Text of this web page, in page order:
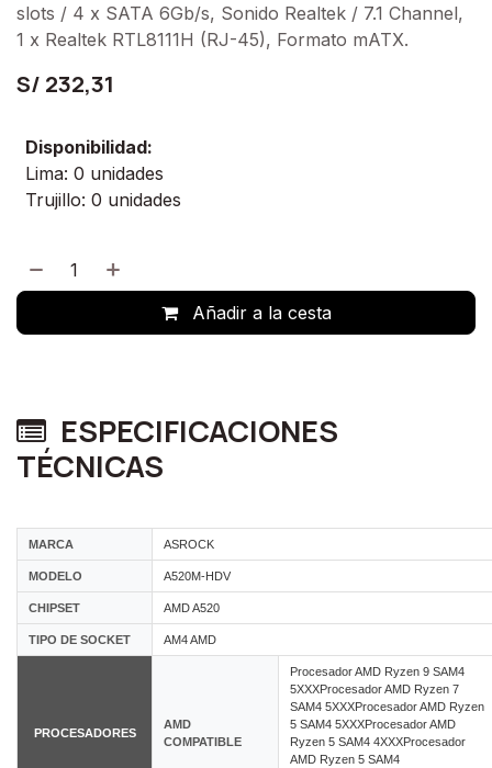
slots / 4 x SATA 6Gb/s, Sonido Realtek / 7.1 Channel,
1 x Realtek RTL8111H (RJ-45), Formato mATX.
S/ 232,31
Disponibilidad:
Lima: 0 unidades
Trujillo: 0 unidades
Añadir a la cesta
ESPECIFICACIONES
TÉCNICAS
MARCA ASROCK
MODELO A520M-HDV
CHIPSET AMD A520
TIPO DE SOCKET AM4 AMD
PROCESADORES
AMD
COMPATIBLE
Procesador AMD Ryzen 9 SAM4
5XXXProcesador AMD Ryzen 7
SAM4 5XXXProcesador AMD Ryzen
5 SAM4 5XXXProcesador AMD
Ryzen 5 SAM4 4XXXProcesador
AMD Ryzen 5 SAM4